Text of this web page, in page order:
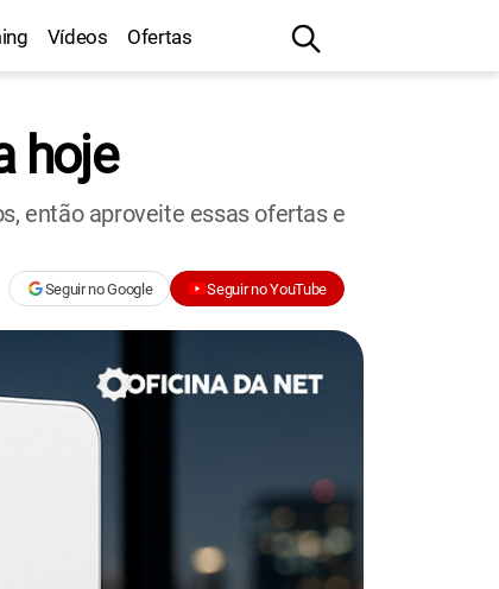
Vídeos Ofertas
hoje
então aproveite essas ofertas e
Seguir no Google Seguir no YouTube